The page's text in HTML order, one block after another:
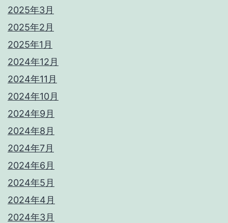
2025年3月
2025年2月
2025年1月
2024年12月
2024年11月
2024年10月
2024年9月
2024年8月
2024年7月
2024年6月
2024年5月
2024年4月
2024年3月